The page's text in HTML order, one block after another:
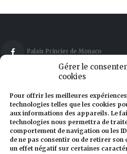
Gérer le
cookies
Pour offrir les meilleures
technologies telles que les cookies
aux informations des appareils. Le
technologies nous permettra de
comportement de navigation ou les
de ne pas consentir ou de retirer son
un effet négatif sur certaines
Collection de Voitures de
54, route de la piscine – Monaco 98000